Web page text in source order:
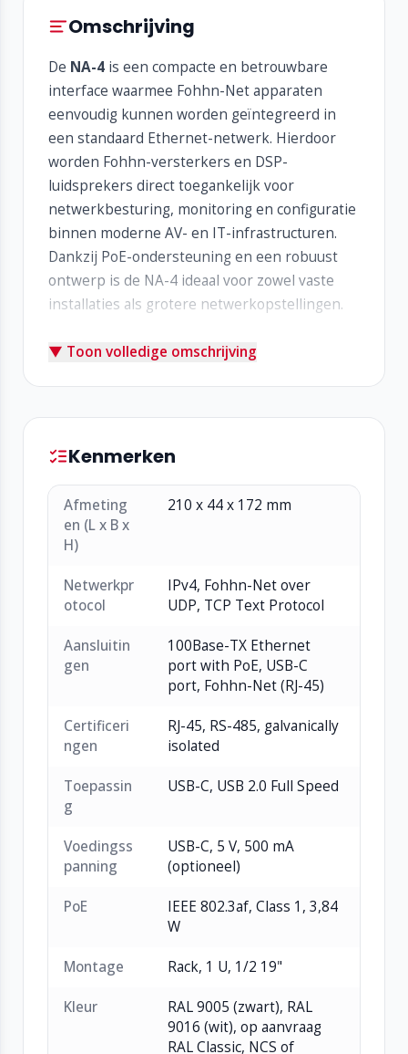
Omschrijving
De NA-4is een compacte en betrouwbare
interface waarmee Fohhn-Net apparaten
eenvoudig kunnen worden geïntegreerd in
een standaard Ethernet-netwerk. Hierdoor
worden Fohhn-versterkers en DSP-
luidsprekers direct toegankelijk voor
netwerkbesturing, monitoring en configuratie
binnen moderne AV- en IT-infrastructuren.
Dankzij PoE-ondersteuning en een robuust
ontwerp is de NA-4 ideaal voor zowel vaste
installaties als grotere netwerkopstellingen.
Belangrijkste kenmerken:
netwerken
Aansluitingen: 100Base-TX Ethernet (RJ-45
Ondersteuning voor DHCP, statische adressen
en automatische netwerkdetectie
Meerdere NA-4 units kunnen gelijktijdig
Volledige bediening via Fohhn-Net in
combinatie met Fohhn Audio Soft
Compact half-19" ontwerp (1 U) voor
eenvoudige rackmontage
Voeding via PoE of USB-C
▼ Toon volledige omschrijving
Kenmerken
Afmeting
en (L x B x
H)
210 x 44 x 172 mm
Netwerkpr
otocol
IPv4, Fohhn-Net over
UDP, TCP Text Protocol
Aansluitin
gen
100Base-TX Ethernet
port with PoE, USB-C
port, Fohhn-Net (RJ-45)
Certificeri
ngen
RJ-45, RS-485, galvanically
isolated
Toepassin
g
USB-C, USB 2.0 Full Speed
Voedingss
panning
USB-C, 5 V, 500 mA
(optioneel)
PoE
IEEE 802.3af, Class 1, 3,84
W
Montage Rack, 1 U, 1/2 19"
Kleur
RAL 9005 (zwart), RAL
9016 (wit), op aanvraag
RAL Classic, NCS of